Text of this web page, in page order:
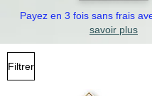
Payez en 3 fois sans frais
savoir plus
Filtrer